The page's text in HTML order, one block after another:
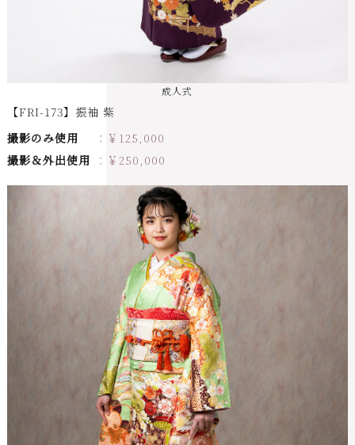
成人式
【FRI-173】振袖 紫
撮影のみ使用
￥ 125,000
撮影＆外出使用
￥ 250,000